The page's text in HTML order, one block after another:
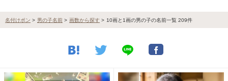
名付けポン > 男の子名前 > 画数から探す > 10画と1画の男の子の名前一覧 209件